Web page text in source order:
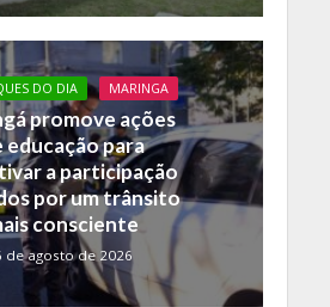
DO DIA MARINGA
promove ações
educação para
a participação
por um trânsito
consciente
de agosto de 2026